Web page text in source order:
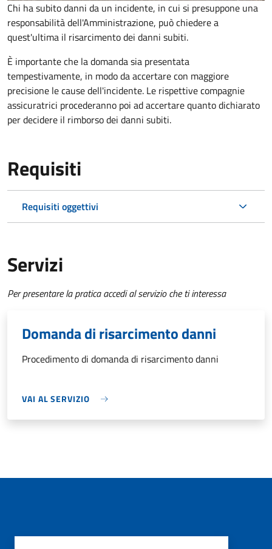
Chi ha subito danni da un incidente, in cui si presuppone una
responsabilità dell'Amministrazione, può chiedere a
quest'ultima il risarcimento dei danni subiti.
È importante che la domanda sia presentata
tempestivamente, in modo da accertare con maggiore
precisione le cause dell'incidente. Le rispettive compagnie
assicuratrici procederanno poi ad accertare quanto dichiarato
per decidere il rimborso dei danni subiti.
Requisiti
Requisiti oggettivi
Servizi
Per presentare la pratica accedi al servizio che ti interessa
Domanda di risarcimento danni
Procedimento di domanda di risarcimento danni
VAI AL SERVIZIO